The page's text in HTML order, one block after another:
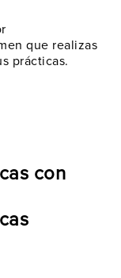
que realizas
prácticas.
con